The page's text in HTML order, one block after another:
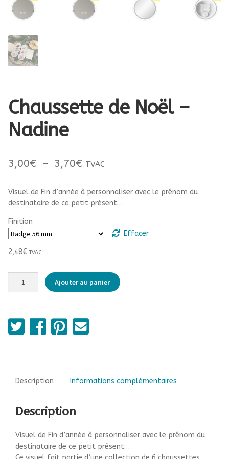
Chaussette de Noël –
Nadine
3,00€ – 3,70€ Plage
prix :
à
TVAC
Visuel de Fin d’année à personnaliser avec le prénom du
destinataire de ce petit présent…
Finition
Effacer
2,48€ TVAC
de
Noël
-
Ajouter au panier
Description Informations complémentaires
Description
Visuel de Fin d’année à personnaliser avec le prénom du
destinataire de ce petit présent…